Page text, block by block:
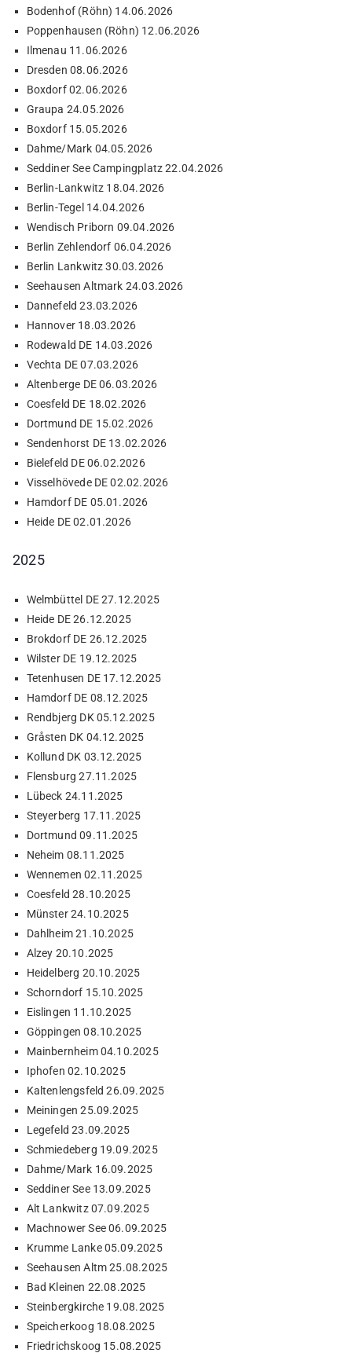
Bodenhof (Röhn) 14.06.2026
Poppenhausen (Röhn) 12.06.2026
Ilmenau 11.06.2026
Dresden 08.06.2026
Boxdorf 02.06.2026
Graupa 24.05.2026
Boxdorf 15.05.2026
Dahme/Mark 04.05.2026
Seddiner See Campingplatz 22.04.2026
Berlin-Lankwitz 18.04.2026
Berlin-Tegel 14.04.2026
Wendisch Priborn 09.04.2026
Berlin Zehlendorf 06.04.2026
Berlin Lankwitz 30.03.2026
Seehausen Altmark 24.03.2026
Dannefeld 23.03.2026
Hannover 18.03.2026
Rodewald DE 14.03.2026
Vechta DE 07.03.2026
Altenberge DE 06.03.2026
Coesfeld DE 18.02.2026
Dortmund DE 15.02.2026
Sendenhorst DE 13.02.2026
Bielefeld DE 06.02.2026
Visselhövede DE 02.02.2026
Hamdorf DE 05.01.2026
Heide DE 02.01.2026
2025
Welmbüttel DE 27.12.2025
Heide DE 26.12.2025
Brokdorf DE 26.12.2025
Wilster DE 19.12.2025
Tetenhusen DE 17.12.2025
Hamdorf DE 08.12.2025
Rendbjerg DK 05.12.2025
Gråsten DK 04.12.2025
Kollund DK 03.12.2025
Flensburg 27.11.2025
Lübeck 24.11.2025
Steyerberg 17.11.2025
Dortmund 09.11.2025
Neheim 08.11.2025
Wennemen 02.11.2025
Coesfeld 28.10.2025
Münster 24.10.2025
Dahlheim 21.10.2025
Alzey 20.10.2025
Heidelberg 20.10.2025
Schorndorf 15.10.2025
Eislingen 11.10.2025
Göppingen 08.10.2025
Mainbernheim 04.10.2025
Iphofen 02.10.2025
Kaltenlengsfeld 26.09.2025
Meiningen 25.09.2025
Legefeld 23.09.2025
Schmiedeberg 19.09.2025
Dahme/Mark 16.09.2025
Seddiner See 13.09.2025
Alt Lankwitz 07.09.2025
Machnower See 06.09.2025
Krumme Lanke 05.09.2025
Seehausen Altm 25.08.2025
Bad Kleinen 22.08.2025
Steinbergkirche 19.08.2025
Speicherkoog 18.08.2025
Friedrichskoog 15.08.2025